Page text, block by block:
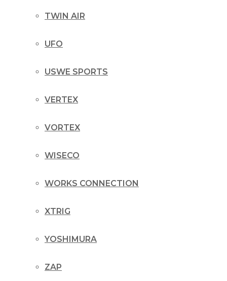
TWIN AIR
UFO
USWE SPORTS
VERTEX
VORTEX
WISECO
WORKS CONNECTION
XTRIG
YOSHIMURA
ZAP